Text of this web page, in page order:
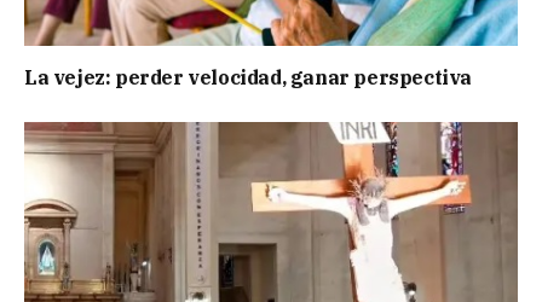
La vejez: perder velocidad, ganar perspectiva